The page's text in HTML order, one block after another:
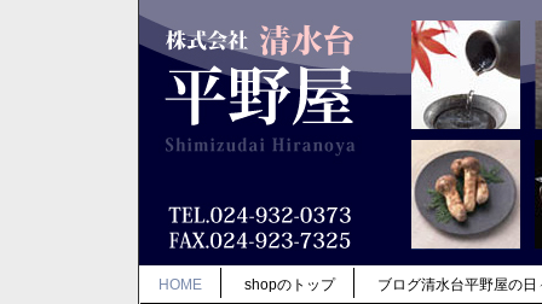
HOME shopのトップ ブログ清水台平野屋の日